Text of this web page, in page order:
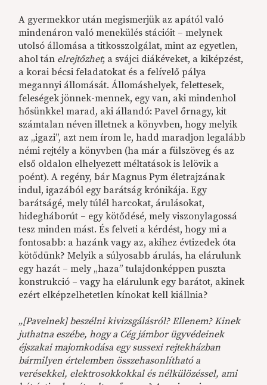
A gyermekkor után megismerjük az apától való
mindenáron való menekülés stációit – melynek
utolsó állomása a titkosszolgálat, mint az egyetlen,
ahol tán elrejtőzhet; a svájci diákéveket, a kiképzést,
a korai bécsi feladatokat és a felívelő pálya
megannyi állomását. Állomáshelyek, felettesek,
feleségek jönnek-mennek, egy van, aki mindenhol
hősünkkel marad, aki állandó: Pavel őrnagy, kit
számtalan néven illetnek a könyvben, hogy melyik
az „igazi”, azt nem írom le, hadd maradjon legalább
némi rejtély a könyvben (ha már a fülszöveg és az
első oldalon elhelyezett méltatások is lelövik a
poént). A regény, bár Magnus Pym életrajzának
indul, igazából egy barátság krónikája. Egy
barátságé, mely túlél harcokat, árulásokat,
hidegháborút – egy kötődésé, mely viszonylagossá
tesz minden mást. És felveti a kérdést, hogy mi a
fontosabb: a hazánk vagy az, akihez évtizedek óta
kötődünk? Melyik a súlyosabb árulás, ha elárulunk
egy hazát – mely „haza” tulajdonképpen puszta
konstrukció – vagy ha elárulunk egy barátot, akinek
ezért elképzelhetetlen kínokat kell kiállnia?
„[Pavelnek] beszélni kivizsgálásról? Ellenem? Kinek
juthatna eszébe, hogy a Cég jámbor ügyvédeinek
éjszakai majomkodása egy sussexi rejtekházban
bármilyen értelemben összehasonlítható a
verésekkel, elektrosokkokkal és nélkülözéssel, ami